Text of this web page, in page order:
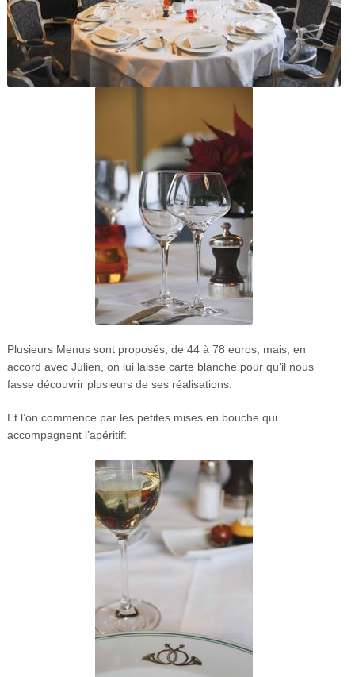
Plusieurs Menus sont proposés, de 44 à 78 euros; mais, en
accord avec Julien, on lui laisse carte blanche pour qu’il nous
fasse découvrir plusieurs de ses réalisations.
Et l’on commence par les petites mises en bouche qui
accompagnent l’apéritif: